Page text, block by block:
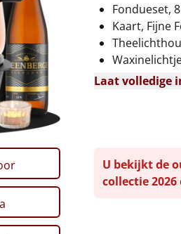
Fondueset,
Kaart, Fijne
Laat volledige
U bekijkt de
collectie